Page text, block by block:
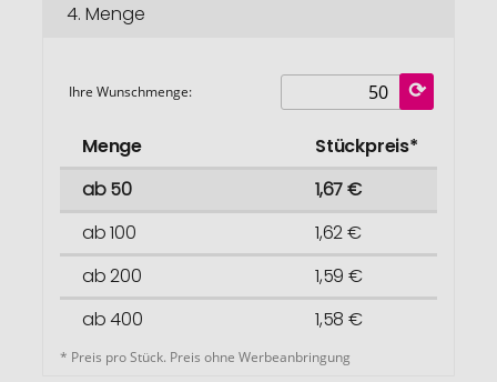
4. Menge
Ihre Wunschmenge:
Menge
Stückpreis*
ab 50
1,67 €
ab 100
1,62 €
ab 200
1,59 €
ab 400
1,58 €
* Preis pro Stück. Preis ohne Werbeanbringung